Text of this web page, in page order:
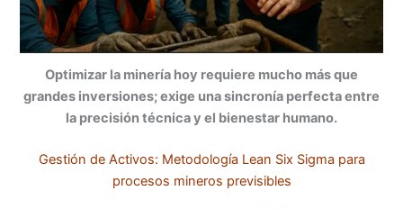
Optimizar la minería hoy requiere mucho más que
grandes inversiones; exige una sincronía perfecta entre
la precisión técnica y el bienestar humano.
Gestión de Activos: Metodología Lean Six Sigma para
procesos mineros previsibles